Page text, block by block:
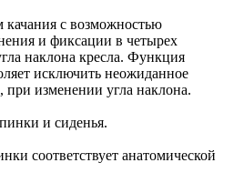
с возможностью
и фиксации в четырех
наклона кресла. Функция
исключить неожиданное
изменении угла наклона.
и сиденья.
соответствует анатомической